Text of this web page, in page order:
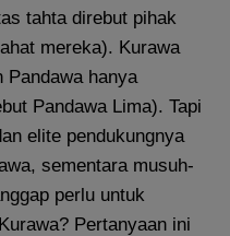
tahta direbut pihak
mereka). Kurawa
Pandawa hanya
Pandawa Lima). Tapi
elite pendukungnya
sementara musuh-
perlu untuk
Pertanyaan ini